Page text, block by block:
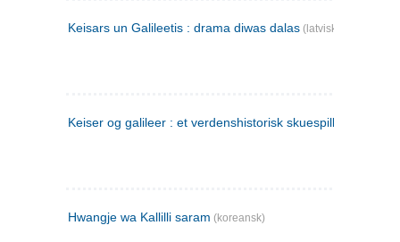
Keisars un Galileetis : drama diwas dalas (latvisk)
Keiser og galileer : et verdenshistorisk skuespill (1873)
Hwangje wa Kallilli saram (koreansk)